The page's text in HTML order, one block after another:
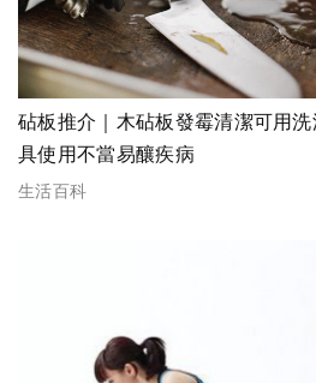
砧板推介｜木砧板發霉清潔可用
具使用不當易釀疾病
生活百科